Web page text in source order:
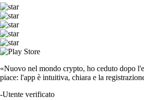
«Nuovo nel mondo crypto, ho ceduto dopo
piace: l'app è intuitiva, chiara e la
-Utente verificato